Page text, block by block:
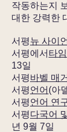
작동하는지
대한 강력한
서평뉴 사이
서평에서 타
13일
서평바벨 매
서평언어 (아
서평언어 연
서평다국어
년 9월 7일